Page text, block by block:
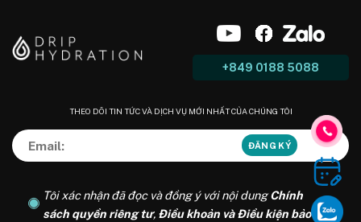
+849 0188 5088
THEO DÕI TIN TỨC VÀ DỊCH VỤ MỚI NHẤT CỦA CHÚNG TÔI
Tôi xác nhận đã đọc và đồng ý với nội dungChính
sách quyền riêng tư, Điều khoản và Điều kiện bảo